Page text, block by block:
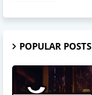
POPULAR POSTS